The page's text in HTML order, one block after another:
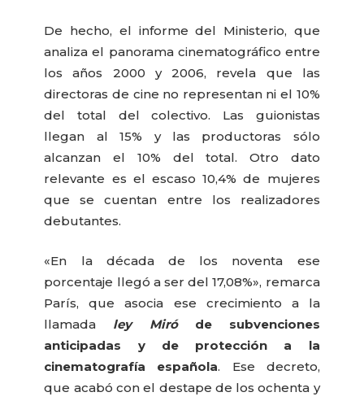
De hecho, el informe del Ministerio, que
analiza el panorama cinematográfico entre
los años 2000 y 2006, revela que las
directoras de cine no representan ni el 10%
del total del colectivo. Las guionistas
llegan al 15% y las productoras sólo
alcanzan el 10% del total. Otro dato
relevante es el escaso 10,4% de mujeres
que se cuentan entre los realizadores
debutantes.
«En la década de los noventa ese
porcentaje llegó a ser del 17,08%», remarca
París, que asocia ese crecimiento a la
llamada
ley Miróde subvenciones
anticipadas y de protección a la
cinematografía española. Ese decreto,
que acabó con el destape de los ochenta y